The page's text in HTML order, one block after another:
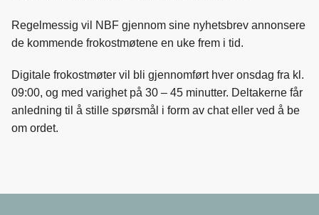
Regelmessig vil NBF gjennom sine nyhetsbrev annonsere
de kommende frokostmøtene en uke frem i tid.
Digitale frokostmøter vil bli gjennomført hver onsdag fra kl.
09:00, og med varighet på 30 – 45 minutter. Deltakerne får
anledning til å stille spørsmål i form av chat eller ved å be
om ordet.